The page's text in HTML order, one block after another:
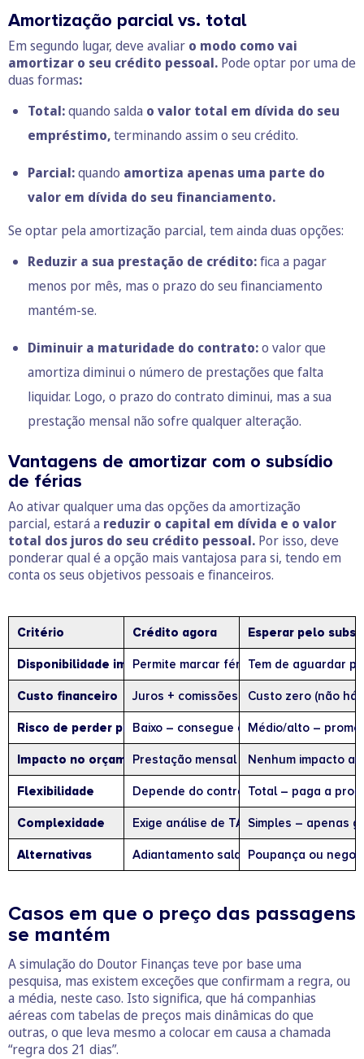
Amortização parcial vs. total
Em segundo lugar, deve avaliar o modo como vai
amortizar o seu crédito pessoal. Pode optar por uma de
duas formas:
Total:quando salda o valor total em dívida do seu
empréstimo,terminando assim o seu crédito.
Parcial:quando amortiza apenas uma parte do
valor em dívida do seu financiamento.
Se optar pela amortização parcial, tem ainda duas opções:
Reduzir a sua prestação de crédito:fica a pagar
menos por mês, mas o prazo do seu financiamento
mantém-se.
Diminuir a maturidade do contrato:o valor que
amortiza diminui o número de prestações que falta
liquidar. Logo, o prazo do contrato diminui, mas a sua
prestação mensal não sofre qualquer alteração.
Vantagens de amortizar com o subsídio
de férias
Ao ativar qualquer uma das opções da amortização
parcial, estará a reduzir o capital em dívida e o valor
total dos juros do seu crédito pessoal. Por isso, deve
ponderar qual é a opção mais vantajosa para si, tendo em
conta os seus objetivos pessoais e financeiros.
Critério Crédito agora Esperar pelo
Disponibilidade imediataPermite marcar férias já, mesmo sem
Tem de aguardar
Custo financeiro Juros + comissões (TAEG, MTIC).
Custo zero (não há
Risco de perder promoçãoBaixo – consegue aproveitar preços e
Médio/alto –
Impacto no orçamentoPrestação mensal até amortização;
Nenhum impacto
Flexibilidade Depende do contrato – amortização
Total – paga a
Complexidade Exige análise de TAEG, MTIC, prazos e
Simples – apenas
Alternativas Adiantamento salarial, poupança,
Poupança ou
Casos em que o preço das passagens
se mantém
A simulação do Doutor Finanças teve por base uma
pesquisa, mas existem exceções que confirmam a regra, ou
a média, neste caso. Isto significa, que há companhias
aéreas com tabelas de preços mais dinâmicas do que
outras, o que leva mesmo a colocar em causa a chamada
“regra dos 21 dias”.